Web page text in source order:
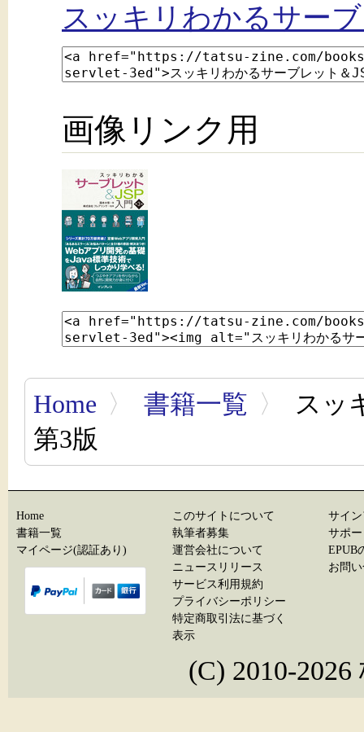
スッキリわかるサー
画像リンク用
Home 〉 書籍一覧 〉
スッ
第3版
Home
書籍一覧
マイページ(認証あり)
このサイトについて
執筆者募集
運営会社について
ニュースリリース
サービス利用規約
プライバシーポリシー
特定商取引法に基づく
表示
サイ
サポ
EPUB
お問
(C) 2010-